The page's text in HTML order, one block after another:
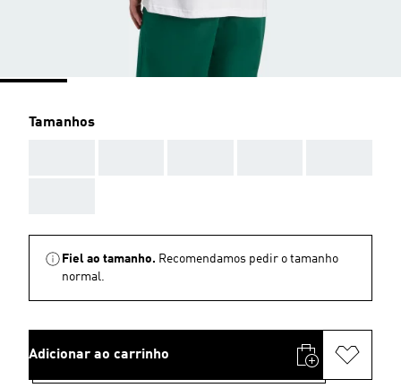
Tamanhos
Fiel ao tamanho. Recomendamos pedir o tamanho
normal.
Adicionar ao carrinho